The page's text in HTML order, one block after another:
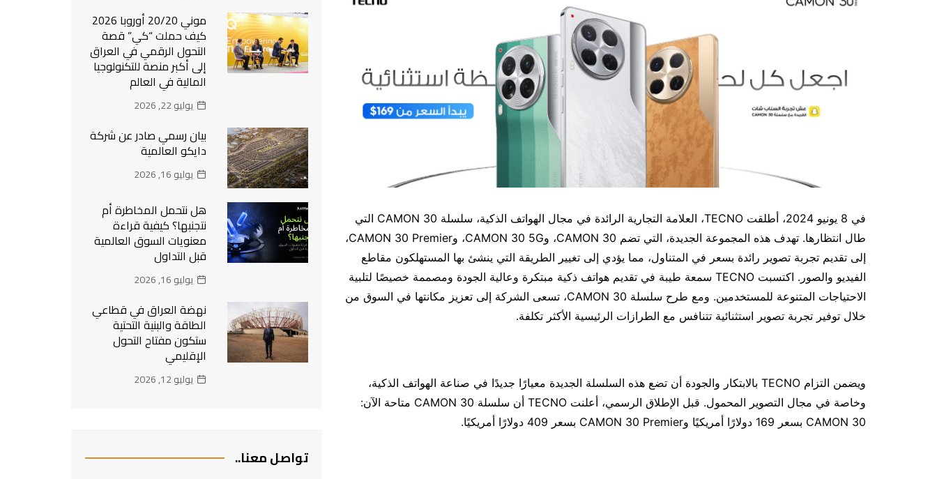
في 8 يونيو 2024، أطلقت TECNO، العلامة التجارية الرائدة في مجال الهواتف الذكية، سلسلة CAMON 30 التي
طال انتظارها. تهدف هذه المجموعة الجديدة، التي تضم CAMON 30، وCAMON 30 5G، وCAMON 30 Premier،
إلى تقديم تجربة تصوير رائدة بسعر في المتناول، مما يؤدي إلى تغيير الطريقة التي ينشئ بها المستهلكون مقاطع
الفيديو والصور. اكتسبت TECNO سمعة طيبة في تقديم هواتف ذكية مبتكرة وعالية الجودة ومصممة خصيصًا لتلبية
الاحتياجات المتنوعة للمستخدمين. ومع طرح سلسلة CAMON 30، تسعى الشركة إلى تعزيز مكانتها في السوق من
خلال توفير تجربة تصوير استثنائية تتنافس مع الطرازات الرئيسية الأكثر تكلفة.
ويضمن التزام TECNO بالابتكار والجودة أن تضع هذه السلسلة الجديدة معيارًا جديدًا في صناعة الهواتف الذكية،
وخاصة في مجال التصوير المحمول. قبل الإطلاق الرسمي، أعلنت TECNO أن سلسلة CAMON 30 متاحة الآن:
CAMON 30 بسعر 169 دولارًا أمريكيًا وCAMON 30 Premier بسعر 409 دولارًا أمريكيًا.
موني 20/20 أوروبا 2026
كيف حملت “كي” قصة
التحول الرقمي في العراق
إلى أكبر منصة للتكنولوجيا
المالية في العالم
يوليو 22, 2026
بيان رسمي صادر عن شركة
دايكو العالمية
يوليو 16, 2026
هل نتحمل المخاطرة أم
نتجنبها؟ كيفية قراءة
معنويات السوق العالمية
قبل التداول
يوليو 16, 2026
نهضة العراق في قطاعي
الطاقة والبنية التحتية
ستكون مفتاح التحول
الإقليمي
يوليو 12, 2026
تواصل معنا..